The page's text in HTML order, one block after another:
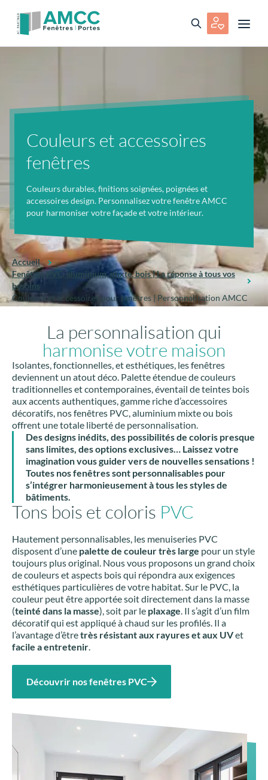
Couleurs et accessoires
fenêtres
Couleurs durables, finitions soignées, poignées et
accessoires design. Personnalisez votre fenêtre AMCC
pour harmoniser votre façade et votre intérieur.
Accueil
Fenêtres PVC, aluminium, mixte, bois | La réponse à tous vos
besoins
Couleurs et accessoires pour fenêtres | Personnalisation AMCC
La personnalisation qui
harmonise votre maison
Isolantes, fonctionnelles, et esthétiques, les fenêtres
deviennent un atout déco. Palette étendue de couleurs
traditionnelles et contemporaines, éventail de teintes bois
aux accents authentiques, gamme riche d’accessoires
décoratifs, nos fenêtres PVC, aluminium mixte ou bois
offrent une totale liberté de personnalisation.
Des designs inédits, des possibilités de coloris presque
sans limites, des options exclusives… Laissez votre
imagination vous guider vers de nouvelles sensations !
Toutes nos fenêtres sont personnalisables pour
s’intégrer harmonieusement à tous les styles de
bâtiments.
Tons bois et coloris PVC
Hautement personnalisables, les menuiseries PVC
disposent d’une palette de couleur très large pour un style
toujours plus original. Nous vous proposons un grand choix
de couleurs et aspects bois qui répondra aux exigences
esthétiques particulières de votre habitat. Sur le PVC, la
couleur peut être apportée soit directement dans la masse
(teinté dans la masse), soit par le plaxage. Il s’agit d’un film
décoratif qui est appliqué à chaud sur les profilés. Il a
l’avantage d’êtretrès résistant aux rayures et aux UVet
facile a entretenir.
Découvrir nos fenêtres PVC